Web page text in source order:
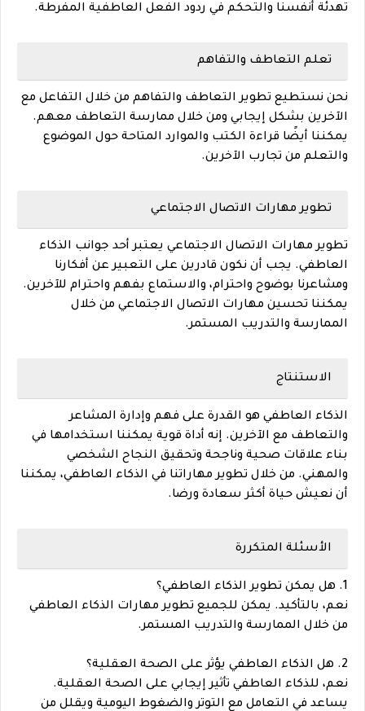
تهدئة أنفسنا والتحكم في ردود الفعل العاطفية المفرطة.
تعلم التعاطف والتفاهم
نحن نستطيع تطوير التعاطف والتفاهم من خلال التفاعل مع
الآخرين بشكل إيجابي ومن خلال ممارسة التعاطف معهم.
يمكننا أيضًا قراءة الكتب والموارد المتاحة حول الموضوع
والتعلم من تجارب الآخرين.
تطوير مهارات الاتصال الاجتماعي
تطوير مهارات الاتصال الاجتماعي يعتبر أحد جوانب الذكاء
العاطفي. يجب أن نكون قادرين على التعبير عن أفكارنا
ومشاعرنا بوضوح واحترام، والاستماع بفهم واحترام للآخرين.
يمكننا تحسين مهارات الاتصال الاجتماعي من خلال
الممارسة والتدريب المستمر.
الاستنتاج
الذكاء العاطفي هو القدرة على فهم وإدارة المشاعر
والتعاطف مع الآخرين. إنه أداة قوية يمكننا استخدامها في
بناء علاقات صحية وناجحة وتحقيق النجاح الشخصي
والمهني. من خلال تطوير مهاراتنا في الذكاء العاطفي، يمكننا
أن نعيش حياة أكثر سعادة ورضا.
الأسئلة المتكررة
1. هل يمكن تطوير الذكاء العاطفي؟
نعم، بالتأكيد. يمكن للجميع تطوير مهارات الذكاء العاطفي
من خلال الممارسة والتدريب المستمر.
2. هل الذكاء العاطفي يؤثر على الصحة العقلية؟
نعم، للذكاء العاطفي تأثير إيجابي على الصحة العقلية.
يساعد في التعامل مع التوتر والضغوط اليومية ويقلل من